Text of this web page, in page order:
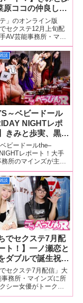
原ココの仲良し師
が下ネタから恋愛
タツでトーク！
・理想の男性器を
本当の理想はココ
手首くらい！？
テ」のオンライン版
でセクステ12月上旬配
AV芸能事務所・マイ
するセクシー女優が
ームでファンを魅了
ト「セクステ」のオ
版「おうちでセクステ
信回」が12月4日に開
談
～ベビードール
NIGHTレポ
きみと歩実、黒木
美羽、丸山結愛、
セクシーなベビー
でエロトーク！
りも飛び入り参加
三昧！
ベビードールthe–
レポート！大手
所のマインズが主催
～ベビードール
NIGHT＜今宵はベ
＞」が11月10日、東
にあるA Talk C
談
でセクステ7月配
ト！】一ノ瀬恋と
ダブルで誕生祝
ーキ、シャンパン
る舞われご機嫌状
った勢いで面白
クも披露！
でセクステ7月配信」大
務所・マインズに所
シー女優がトークや
ァンを魅了するイベ